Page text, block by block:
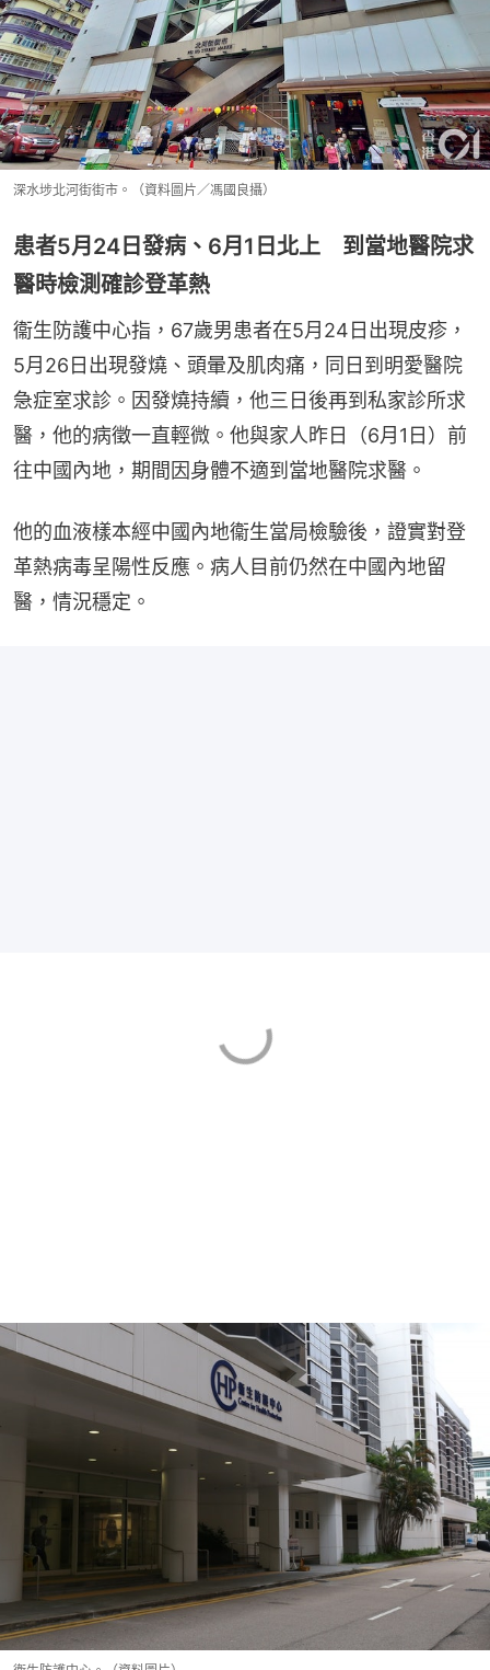
深水埗北河街街市。（資料圖片／馮國良攝）
患者5月24日發病、6月1日北上 到當地醫院求
醫時檢測確診登革熱
衞生防護中心指，67歲男患者在5月24日出現皮疹，
5月26日出現發燒、頭暈及肌肉痛，同日到明愛醫院
急症室求診。因發燒持續，他三日後再到私家診所求
醫，他的病徵一直輕微。他與家人昨日（6月1日）前
往中國內地，期間因身體不適到當地醫院求醫。
他的血液樣本經中國內地衞生當局檢驗後，證實對登
革熱病毒呈陽性反應。病人目前仍然在中國內地留
醫，情況穩定。